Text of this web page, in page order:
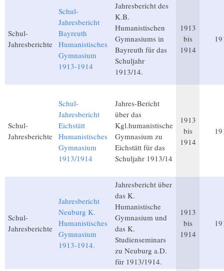
Schul-
Jahresberichte
Schul-
Jahresbericht
Bayreuth
Humanistisches
Gymnasium
1913-1914
Jahresbericht des
K.B.
Humanistischen
Gymnasiums in
Bayreuth für das
Schuljahr
1913/14.
1913
bis
1914
Schul-
Jahresberichte
Schul-
Jahresbericht
Eichstätt
Humanistisches
Gymnasium
1913/1914
Jahres-Bericht
über das
Kgl.humanistische
Gymnasium zu
Eichstätt für das
Schuljahr 1913/14
1913
bis
1914
Schul-
Jahresberichte
Jahresbericht
Neuburg K.
Humanistisches
Gymnasium
1913-1914.
Jahresbericht über
das K.
Humanistische
Gymnasium und
das K.
Studienseminars
zu Neuburg a.D.
für 1913/1914.
1913
bis
1914